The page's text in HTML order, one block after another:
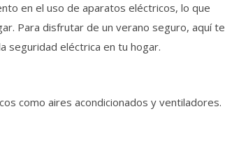
en el uso de aparatos eléctricos, lo que
Para disfrutar de un verano seguro, aquí te
seguridad eléctrica en tu hogar.
como aires acondicionados y ventiladores.